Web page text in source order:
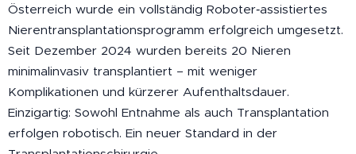
Österreich wurde ein vollständig Roboter‑assistiertes
Nierentransplantationsprogramm erfolgreich umgesetzt.
Seit Dezember 2024 wurden bereits 20 Nieren
minimalinvasiv transplantiert – mit weniger
Komplikationen und kürzerer Aufenthaltsdauer.
Einzigartig: Sowohl Entnahme als auch Transplantation
erfolgen robotisch. Ein neuer Standard in der